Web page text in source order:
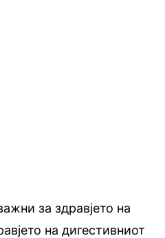
за здравјето на
на дигестивниот